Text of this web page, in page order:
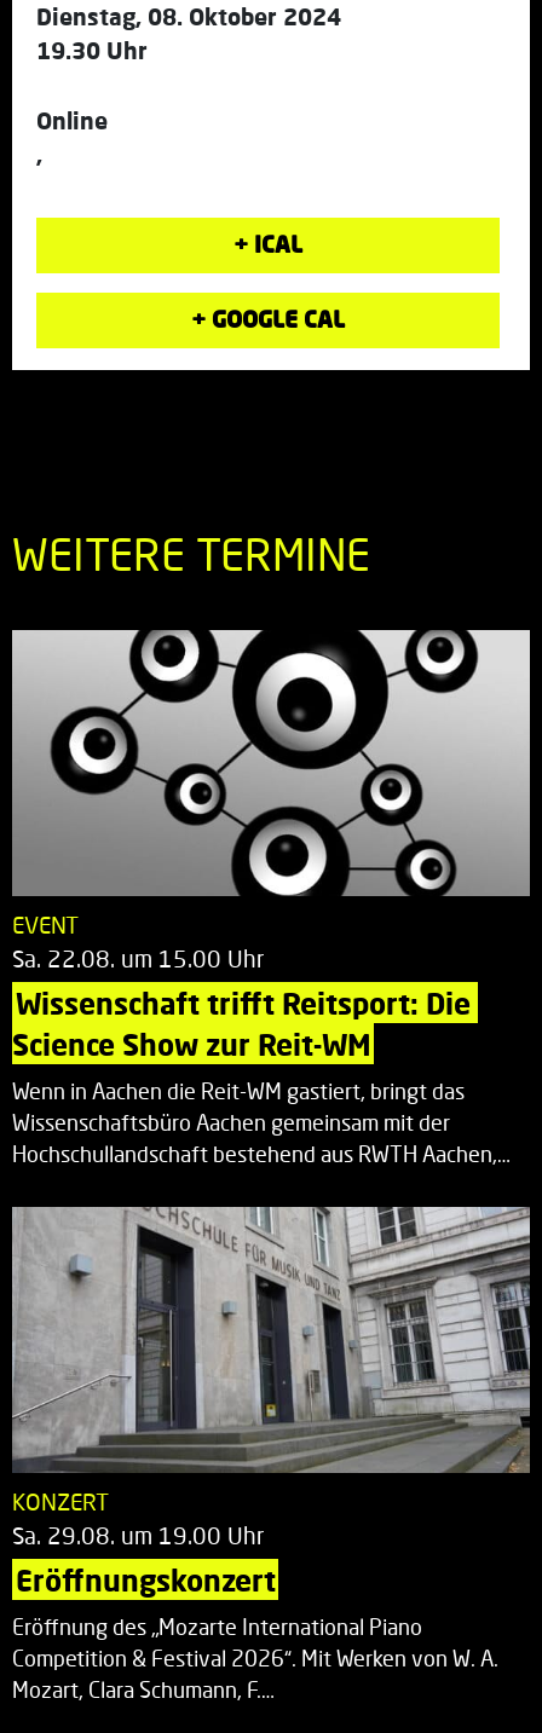
Dienstag, 08. Oktober 2024
19.30 Uhr
Online
,
+ ICAL
+ GOOGLE CAL
WEITERE TERMINE
EVENT
Sa. 22.08. um 15.00 Uhr
Wissenschaft trifft Reitsport: Die
Science Show zur Reit-WM
Wenn in Aachen die Reit-WM gastiert, bringt das
Wissenschaftsbüro Aachen gemeinsam mit der
Hochschullandschaft bestehend aus RWTH Aachen,…
KONZERT
Sa. 29.08. um 19.00 Uhr
Eröffnungskonzert
Eröffnung des „Mozarte International Piano
Competition & Festival 2026“. Mit Werken von W. A.
Mozart, Clara Schumann, F.…